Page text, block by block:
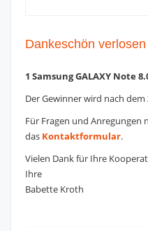
Dankeschön
1 Samsung GALAXY Note
Der Gewinner wird nach dem
Für Fragen und Anregungen
das Kontaktformular.
Vielen Dank für Ihre
Ihre
Babette Kroth